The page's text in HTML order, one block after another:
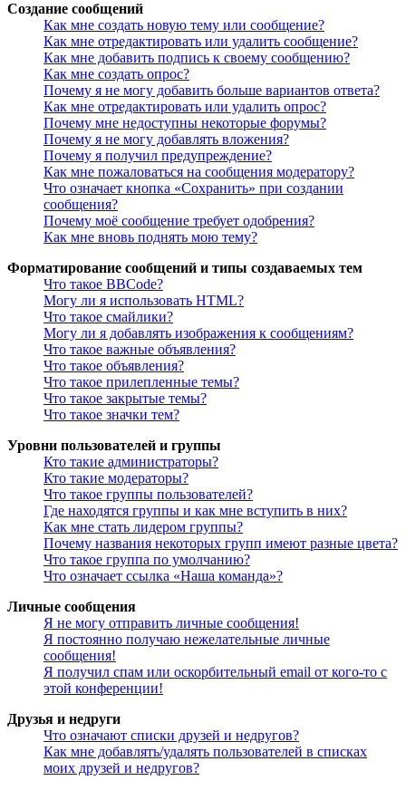
Создание сообщений
Как мне создать новую тему или сообщение?
Как мне отредактировать или удалить сообщение?
Как мне добавить подпись к своему сообщению?
Как мне создать опрос?
Почему я не могу добавить больше вариантов ответа?
Как мне отредактировать или удалить опрос?
Почему мне недоступны некоторые форумы?
Почему я не могу добавлять вложения?
Почему я получил предупреждение?
Как мне пожаловаться на сообщения модератору?
Что означает кнопка «Сохранить» при создании
сообщения?
Почему моё сообщение требует одобрения?
Как мне вновь поднять мою тему?
Форматирование сообщений и типы создаваемых тем
Что такое BBCode?
Могу ли я использовать HTML?
Что такое смайлики?
Могу ли я добавлять изображения к сообщениям?
Что такое важные объявления?
Что такое объявления?
Что такое прилепленные темы?
Что такое закрытые темы?
Что такое значки тем?
Уровни пользователей и группы
Кто такие администраторы?
Кто такие модераторы?
Что такое группы пользователей?
Где находятся группы и как мне вступить в них?
Как мне стать лидером группы?
Почему названия некоторых групп имеют разные цвета?
Что такое группа по умолчанию?
Что означает ссылка «Наша команда»?
Личные сообщения
Я не могу отправить личные сообщения!
Я постоянно получаю нежелательные личные
сообщения!
Я получил спам или оскорбительный email от кого-то с
этой конференции!
Друзья и недруги
Что означают списки друзей и недругов?
Как мне добавлять/удалять пользователей в списках
моих друзей и недругов?